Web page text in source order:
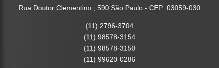
Rua Doutor Clementino , 590 São Paulo - CEP: 03059-030
(11) 2796-3704
(11) 98578-3154
(11) 98578-3150
(11) 99620-0286